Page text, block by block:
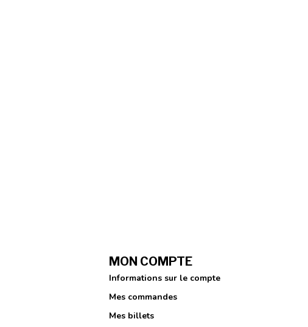
MON COMPTE
Informations sur le compte
Mes commandes
Mes billets